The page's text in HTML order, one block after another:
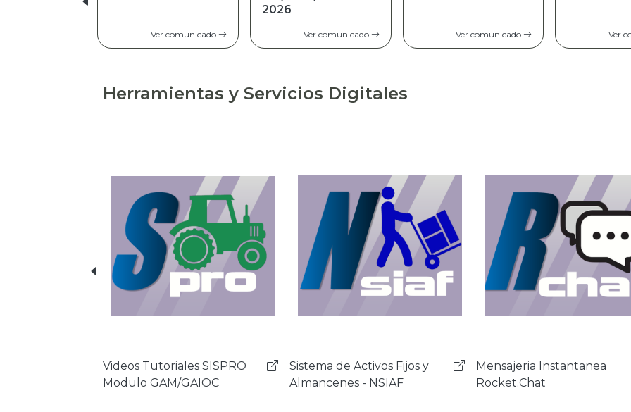
Ver comunicado Ver comunicado Ver comunicado Ver
Herramientas y Servicios Digitales
Sistema de Activos Fijos y
Almancenes - NSIAF
Mensajeria Instantanea
Rocket.Chat
Sistema de Gestión de
Correspondencia - SIGEC